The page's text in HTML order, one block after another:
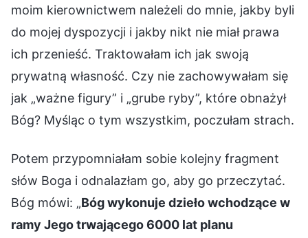
moim kierownictwem należeli do mnie, jakby byli
do mojej dyspozycji i jakby nikt nie miał prawa
ich przenieść. Traktowałam ich jak swoją
prywatną własność. Czy nie zachowywałam się
jak „ważne figury” i „grube ryby”, które obnażył
Bóg? Myśląc o tym wszystkim, poczułam strach.
Potem przypomniałam sobie kolejny fragment
słów Boga i odnalazłam go, aby go przeczytać.
Bóg mówi: „Bóg wykonuje dzieło wchodzące w
ramy Jego trwającego 6000 lat planu